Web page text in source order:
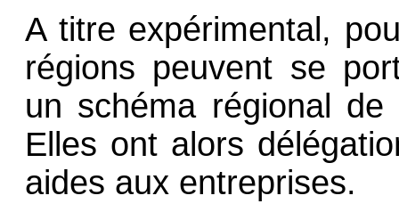
A titre expérimental,
régions peuvent se
un schéma régional de
Elles ont alors
aides aux entreprises.